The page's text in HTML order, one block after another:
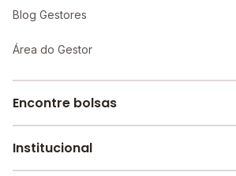
Blog Gestores
Área do Gestor
Encontre bolsas
Melhores escolas de São Paulo
Institucional